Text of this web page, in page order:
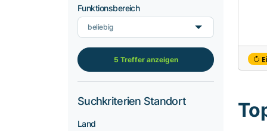
Funktionsbereich
beliebig
5 Treffer anzeigen
Suchkriterien Standort
Land